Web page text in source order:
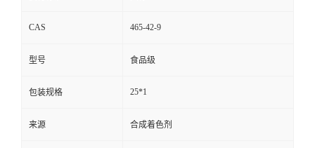
CAS 465-42-9
型号 食品级
包装规格 25*1
来源 合成着色剂